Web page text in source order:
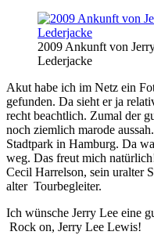
2009 Ankunft von
Lederjacke
Akut habe ich im Netz ein
gefunden. Da sieht er ja
recht beachtlich. Zumal der
noch ziemlich marode
Stadtpark in Hamburg. Da
weg. Das freut mich
Cecil Harrelson, sein uralter
alter Tourbegleiter.
Ich wünsche Jerry Lee eine
Rock on, Jerry Lee Lewis!